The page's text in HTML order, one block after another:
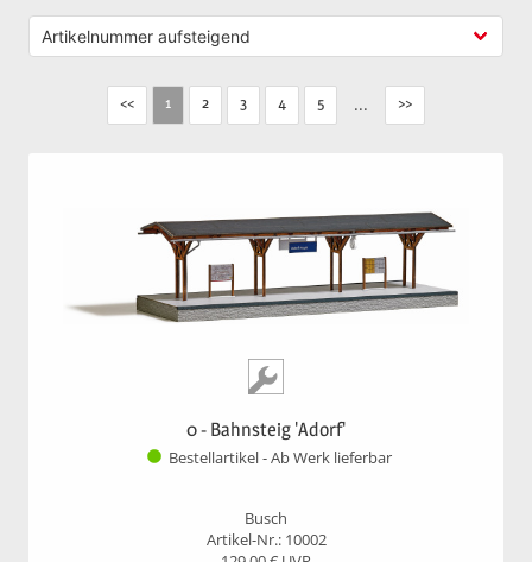
<< 1 2 3 4 5 ... >>
0 - Bahnsteig 'Adorf'
Bestellartikel - Ab Werk lieferbar
Busch
Artikel-Nr.: 10002